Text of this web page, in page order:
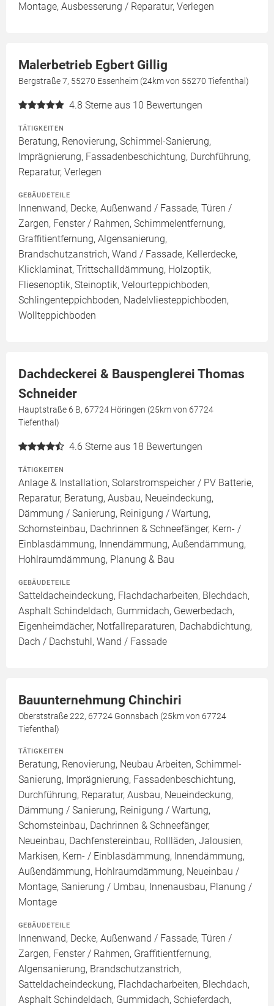
Montage, Ausbesserung / Reparatur, Verlegen
Malerbetrieb Egbert Gillig
Bergstraße 7, 55270 Essenheim (24km von 55270 Tiefenthal)
4.8 Sterne aus 10 Bewertungen
TÄTIGKEITEN
Beratung, Renovierung, Schimmel-Sanierung,
Imprägnierung, Fassadenbeschichtung, Durchführung,
Reparatur, Verlegen
GEBÄUDETEILE
Innenwand, Decke, Außenwand / Fassade, Türen /
Zargen, Fenster / Rahmen, Schimmelentfernung,
Graffitientfernung, Algensanierung,
Brandschutzanstrich, Wand / Fassade, Kellerdecke,
Klicklaminat, Trittschalldämmung, Holzoptik,
Fliesenoptik, Steinoptik, Velourteppichboden,
Schlingenteppichboden, Nadelvliesteppichboden,
Wollteppichboden
Dachdeckerei & Bauspenglerei Thomas
Schneider
Hauptstraße 6 B, 67724 Höringen (25km von 67724
Tiefenthal)
4.6 Sterne aus 18 Bewertungen
TÄTIGKEITEN
Anlage & Installation, Solarstromspeicher / PV Batterie,
Reparatur, Beratung, Ausbau, Neueindeckung,
Dämmung / Sanierung, Reinigung / Wartung,
Schornsteinbau, Dachrinnen & Schneefänger, Kern- /
Einblasdämmung, Innendämmung, Außendämmung,
Hohlraumdämmung, Planung & Bau
GEBÄUDETEILE
Satteldacheindeckung, Flachdacharbeiten, Blechdach,
Asphalt Schindeldach, Gummidach, Gewerbedach,
Eigenheimdächer, Notfallreparaturen, Dachabdichtung,
Dach / Dachstuhl, Wand / Fassade
Bauunternehmung Chinchiri
Oberststraße 222, 67724 Gonnsbach (25km von 67724
Tiefenthal)
TÄTIGKEITEN
Beratung, Renovierung, Neubau Arbeiten, Schimmel-
Sanierung, Imprägnierung, Fassadenbeschichtung,
Durchführung, Reparatur, Ausbau, Neueindeckung,
Dämmung / Sanierung, Reinigung / Wartung,
Schornsteinbau, Dachrinnen & Schneefänger,
Neueinbau, Dachfenstereinbau, Rollläden, Jalousien,
Markisen, Kern- / Einblasdämmung, Innendämmung,
Außendämmung, Hohlraumdämmung, Neueinbau /
Montage, Sanierung / Umbau, Innenausbau, Planung /
Montage
GEBÄUDETEILE
Innenwand, Decke, Außenwand / Fassade, Türen /
Zargen, Fenster / Rahmen, Graffitientfernung,
Algensanierung, Brandschutzanstrich,
Satteldacheindeckung, Flachdacharbeiten, Blechdach,
Asphalt Schindeldach, Gummidach, Schieferdach,